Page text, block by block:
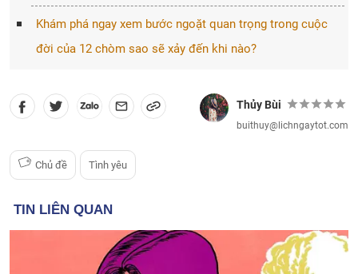
Khám phá ngay xem bước ngoặt quan trọng trong cuộc
đời của 12 chòm sao sẽ xảy đến khi nào?
Thủy Bùi
buithuy@lichngaytot.com
Chủ đề Tình yêu